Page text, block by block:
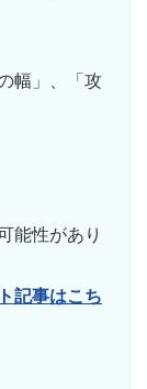
幅」、「攻
能性があり
記事はこち